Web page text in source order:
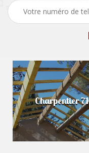
Charpentier 71